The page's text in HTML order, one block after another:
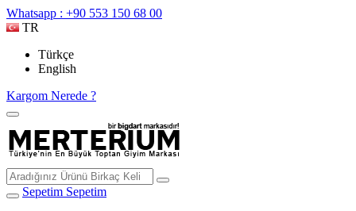
Whatsapp : +90 553 150 68 00
TR
Türkçe
English
Kargom Nerede ?
Sepetim Sepetim